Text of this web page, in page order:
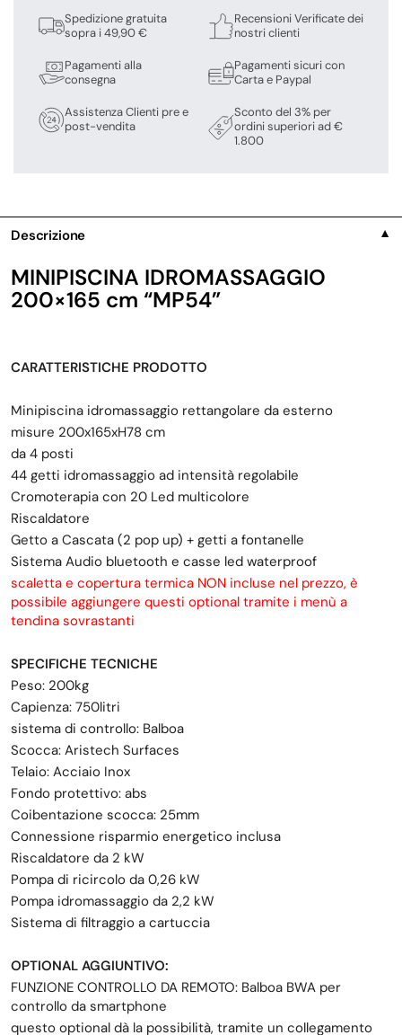
Spedizione gratuita
sopra i 49,90 €
Pagamenti alla
consegna
Assistenza Clienti pre e
post-vendita
Recensioni Verificate dei
nostri clienti
Pagamenti sicuri con
Carta e Paypal
Sconto del 3% per
ordini superiori ad €
1.800
Descrizione ▼
MINIPISCINA IDROMASSAGGIO
200×165 cm “MP54”
CARATTERISTICHE PRODOTTO
Minipiscina idromassaggio rettangolare da esterno
misure 200x165xH78 cm
da 4 posti
44 getti idromassaggio ad intensità regolabile
Cromoterapia con 20 Led multicolore
Riscaldatore
Getto a Cascata (2 pop up) + getti a fontanelle
Sistema Audio bluetooth e casse led waterproof
scaletta e copertura termica NON incluse nel prezzo, è
possibile aggiungere questi optional tramite i menù a
tendina sovrastanti
SPECIFICHE TECNICHE
Peso: 200kg
Capienza: 750litri
sistema di controllo: Balboa
Scocca: Aristech Surfaces
Telaio: Acciaio Inox
Fondo protettivo: abs
Coibentazione scocca: 25mm
Connessione risparmio energetico inclusa
Riscaldatore da 2 kW
Pompa di ricircolo da 0,26 kW
Pompa idromassaggio da 2,2 kW
Sistema di filtraggio a cartuccia
OPTIONAL AGGIUNTIVO:
FUNZIONE CONTROLLO DA REMOTO: Balboa BWA per
controllo da smartphone
questo optional dà la possibilità, tramite un collegamento